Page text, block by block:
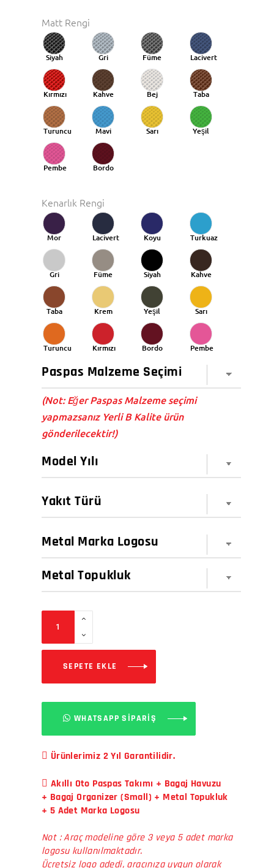
Matt Rengi
Siyah Gri Füme Lacivert
Kırmızı Kahve Bej Taba
Turuncu
Taba
Mavi Sarı Yeşil
Pembe Bordo
Kenarlık Rengi
Mor Lacivert
Koyu
Mavi
Turkuaz
Gri Füme Siyah Kahve
Taba Krem Yeşil Sarı
Turuncu Kırmızı Bordo Pembe
(Not: Eğer Paspas Malzeme seçimi
yapmazsanız Yerli B Kalite ürün
gönderilecektir!)
SEPETE EKLE
WHATSAPP SİPARİŞ
Ürünlerimiz 2 Yıl Garantilidir.
Akıllı Oto Paspas Takımı + Bagaj Havuzu
+ Bagaj Organizer (Small) + Metal Topukluk
+ 5 Adet Marka Logosu
Not : Araç modeline göre 3 veya 5 adet marka
logosu kullanılmaktadır.
Ücretsiz logo adedi, aracınıza uygun olarak